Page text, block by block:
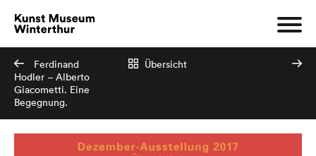
Ferdinand
Hodler – Alberto
Giacometti. Eine
Begegnung.
Übersicht